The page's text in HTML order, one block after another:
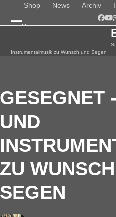
content
Shop News Archiv
Menu
mobile
mobile
Instrumentalmusik zu Wunsch und Segen
GESEGNET
UND
ZU
SEGEN